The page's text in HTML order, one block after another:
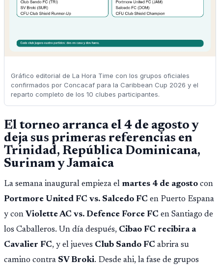
Gráfico editorial de La Hora Time con los grupos oficiales
confirmados por Concacaf para la Caribbean Cup 2026 y el
reparto completo de los 10 clubes participantes.
El torneo arranca el 4 de agosto y
deja sus primeras referencias en
Trinidad, República Dominicana,
Surinam y Jamaica
La semana inaugural empieza el martes 4 de agosto con
Portmore United FC vs. Salcedo FC en Puerto Espana
y con Violette AC vs. Defence Force FC en Santiago de
los Caballeros. Un día después, Cibao FC recibira a
Cavalier FC, y el jueves Club Sando FC abrira su
camino contra SV Broki. Desde ahi, la fase de grupos